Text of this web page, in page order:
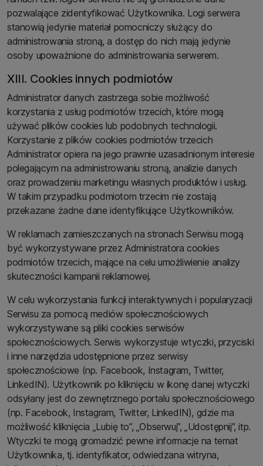
pozwalające zidentyfikować Użytkownika. Logi serwera
stanowią jedynie materiał pomocniczy służący do
administrowania stroną, a dostęp do nich mają jedynie
osoby upoważnione do administrowania serwerem.
XIII. Cookies innych podmiotów
Administrator danych zastrzega sobie możliwość
korzystania z usług podmiotów trzecich, które mogą
używać plików cookies lub podobnych technologii.
Korzystanie z plików cookies podmiotów trzecich
Administrator opiera na jego prawnie uzasadnionym interesie
polegającym na administrowaniu stroną, analizie danych
oraz prowadzeniu marketingu własnych produktów i usług.
W takim przypadku podmiotom trzecim nie zostają
przekazane żadne dane identyfikujące Użytkowników.
W reklamach zamieszczanych na stronach Serwisu mogą
być wykorzystywane przez Administratora cookies
podmiotów trzecich, mające na celu umożliwienie analizy
skuteczności kampanii reklamowej.
W celu wykorzystania funkcji interaktywnych i popularyzacji
Serwisu za pomocą mediów społecznościowych
wykorzystywane są pliki cookies serwisów
społecznościowych. Serwis wykorzystuje wtyczki, przyciski
i inne narzędzia udostępnione przez serwisy
społecznościowe (np. Facebook, Instagram, Twitter,
LinkedIN). Użytkownik po kliknięciu w ikonę danej wtyczki
odsyłany jest do zewnętrznego portalu społecznościowego
(np. Facebook, Instagram, Twitter, LinkedIN), gdzie ma
możliwość kliknięcia „Lubię to”, „Obserwuj”, „Udostępnij”, itp.
Wtyczki te mogą gromadzić pewne informacje na temat
Użytkownika, tj. identyfikator, odwiedzana witryna,